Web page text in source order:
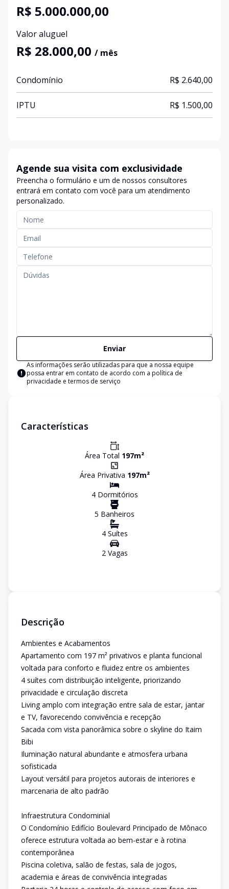
R$ 5.000.000,00
Valor aluguel
R$ 28.000,00 / mês
Condomínio R$ 2.640,00
IPTU R$ 1.500,00
Agende sua visita com exclusividade
Preencha o formulário e um de nossos consultores
entrará em contato com você para um atendimento
personalizado.
Enviar
As informações serão utilizadas para que a nossa equipe
possa entrar em contato de acordo com a política de
privacidade e termos de serviço
Características
Área Total 197m²
Área Privativa 197m²
4Dormitórios
5 Banheiros
4Suítes
2Vagas
Descrição
Ambientes e Acabamentos
Apartamento com 197 m² privativos e planta funcional
voltada para conforto e fluidez entre os ambientes
4 suítes com distribuição inteligente, priorizando
privacidade e circulação discreta
Living amplo com integração entre sala de estar, jantar
e TV, favorecendo convivência e recepção
Sacada com vista panorâmica sobre o skyline do Itaim
Bibi
Iluminação natural abundante e atmosfera urbana
sofisticada
Layout versátil para projetos autorais de interiores e
marcenaria de alto padrão
Infraestrutura Condominial
O Condomínio Edifício Boulevard Principado de Mônaco
oferece estrutura voltada ao bem-estar e à rotina
contemporânea
Piscina coletiva, salão de festas, sala de jogos,
academia e áreas de convivência integradas